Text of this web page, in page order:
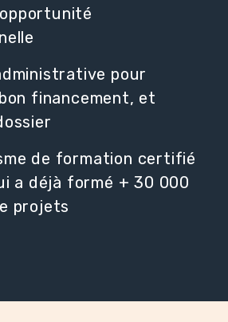
pour
financement, et
de formation certifié
a déjà formé + 30 000
projets